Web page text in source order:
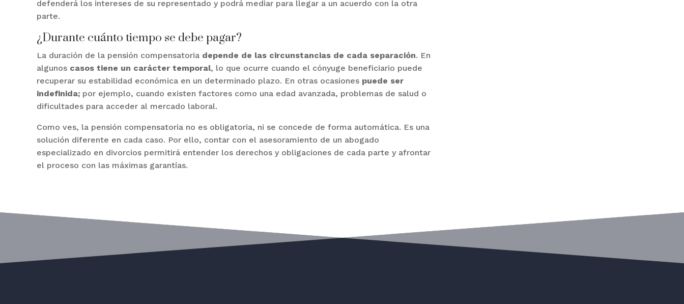
defenderá los intereses de su representado y podrá mediar para llegar a un acuerdo con la otra
parte.
¿Durante cuánto tiempo se debe pagar?
La duración de la pensión compensatoria depende de las circunstancias de cada separación. En
algunos casos tiene un carácter temporal, lo que ocurre cuando el cónyuge beneficiario puede
recuperar su estabilidad económica en un determinado plazo. En otras ocasiones puede ser
indefinida; por ejemplo, cuando existen factores como una edad avanzada, problemas de salud o
dificultades para acceder al mercado laboral.
Como ves, la pensión compensatoria no es obligatoria, ni se concede de forma automática. Es una
solución diferente en cada caso. Por ello, contar con el asesoramiento de un abogado
especializado en divorcios permitirá entender los derechos y obligaciones de cada parte y afrontar
el proceso con las máximas garantías.